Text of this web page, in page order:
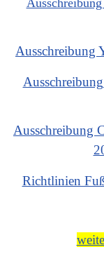
Ausschreibung
Ausschreibung
Richtlinien